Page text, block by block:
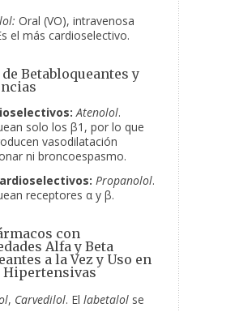
Oral (VO), intravenosa
el más cardioselectivo.
Betabloqueantes y
Atenolol.
solo los β1, por lo que
vasodilatación
ni broncoespasmo.
Propanolol.
receptores α y β.
con
Alfa y Beta
a la Vez y Uso en
, Carvedilol. El labetalol se